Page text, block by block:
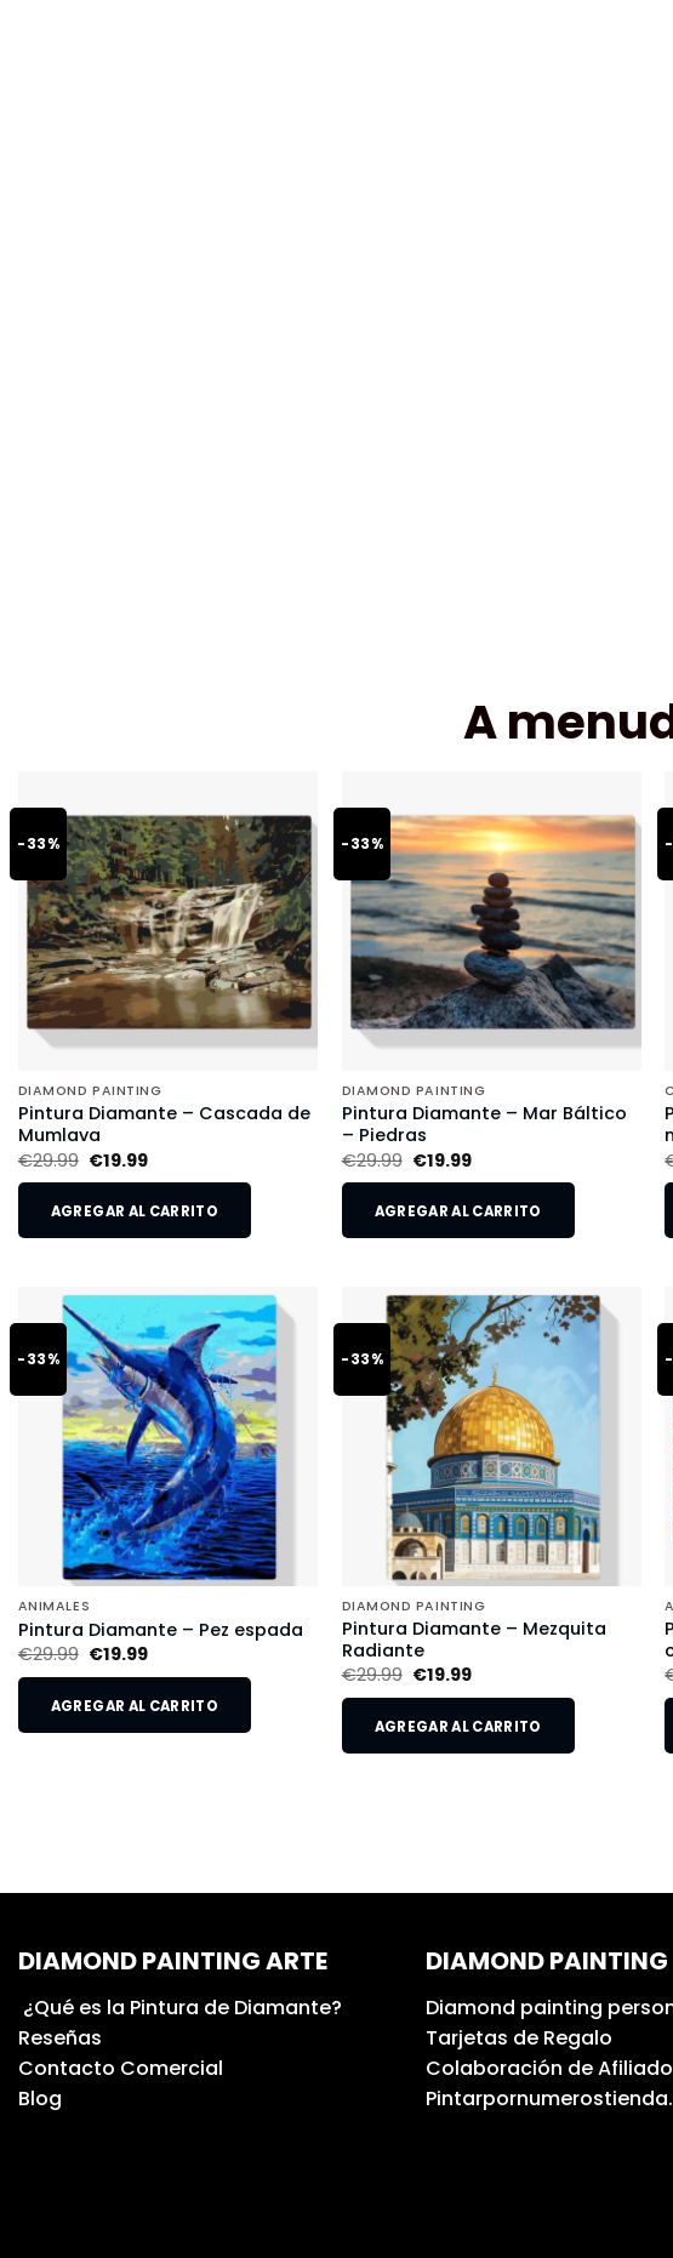
A
-33%
DIAMOND PAINTING
Pintura Diamante – Cascada de
Mumlava
€29.99 €19.99
AGREGAR AL CARRITO
-33%
DIAMOND PAINTING
Pintura Diamante – Mar Báltico
– Piedras
€29.99 €19.99
AGREGAR AL CARRITO
-33%
ANIMALES
Pintura Diamante – Pez espada
€29.99 €19.99
AGREGAR AL CARRITO
-33%
DIAMOND PAINTING
Pintura Diamante – Mezquita
Radiante
€29.99 €19.99
AGREGAR AL CARRITO
DIAMOND PAINTING ARTE
¿Qué es la Pintura de Diamante?
Reseñas
Contacto Comercial
Blog
DIAMOND PAINTING
Diamond painting
Tarjetas de Regalo
Colaboración de